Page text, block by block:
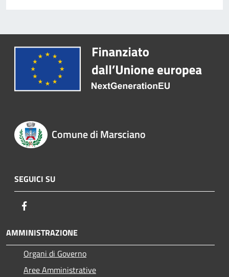
Comune di Marsciano
SEGUICI SU
AMMINISTRAZIONE
Organi di Governo
Aree Amministrative